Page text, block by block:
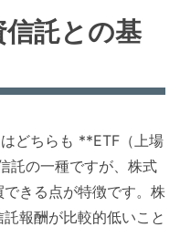
信託との基
どちらも **ETF（上場
託の一種ですが、株式
きる点が特徴です。株
報酬が比較的低いこと